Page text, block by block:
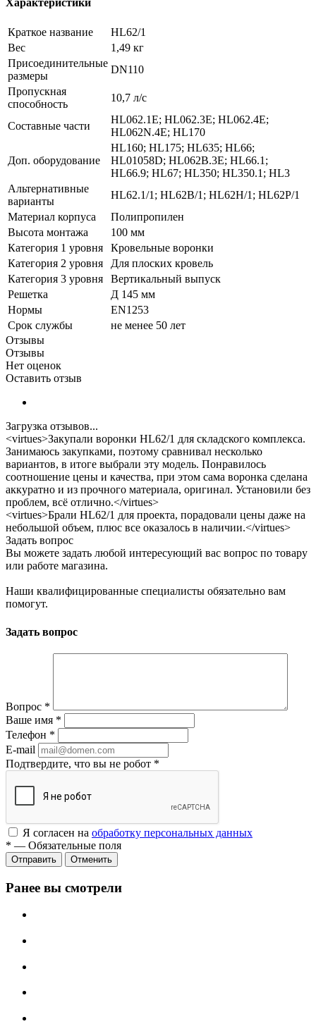
Характеристики
Краткое название
HL62/1
Вес
1,49 кг
Присоединительные
размеры
DN110
Пропускная
способность
10,7 л/с
Составные части
HL062.1E; HL062.3E; HL062.4E;
HL062N.4E; HL170
Доп. оборудование
HL160; HL175; HL635; HL66;
HL01058D; HL062B.3E; HL66.1;
HL66.9; HL67; HL350; HL350.1; HL3
Альтернативные
варианты
HL62.1/1; HL62B/1; HL62H/1; HL62P/1
Материал корпуса
Полипропилен
Высота монтажа
100 мм
Категория 1 уровня
Кровельные воронки
Категория 2 уровня
Для плоских кровель
Категория 3 уровня
Вертикальный выпуск
Решетка
Д 145 мм
Нормы
EN1253
Срок службы
не менее 50 лет
Отзывы
Отзывы
Нет оценок
Оставить отзыв
Загрузка отзывов...
<virtues>Закупали воронки HL62/1 для складского комплекса.
Занимаюсь закупками, поэтому сравнивал несколько
вариантов, в итоге выбрали эту модель. Понравилось
соотношение цены и качества, при этом сама воронка сделана
аккуратно и из прочного материала, оригинал. Установили без
проблем, всё отлично.</virtues>
<virtues>Брали HL62/1 для проекта, порадовали цены даже на
небольшой объем, плюс все оказалось в наличии.</virtues>
Задать вопрос
Вы можете задать любой интересующий вас вопрос по товару
или работе магазина.
Наши квалифицированные специалисты обязательно вам
помогут.
Задать вопрос
Вопрос *
Ваше имя *
Телефон *
E-mail
Подтвердите, что вы не робот *
Я согласен на обработку персональных данных
* — Обязательные поля
Отменить
Ранее вы смотрели